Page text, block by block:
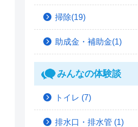
掃除(19)
助成金・補助金(1)
みんなの体験談
トイレ (7)
排水口・排水管 (1)